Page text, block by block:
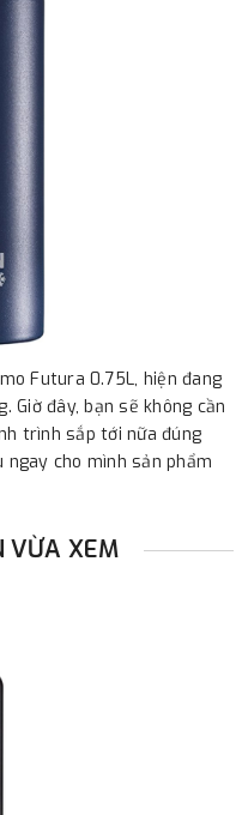
Futura 0.75L, hiện đang
Giờ đây, bạn sẽ không cần
trình sắp tới nữa đúng
ngay cho mình sản phẩm
VỪA XEM